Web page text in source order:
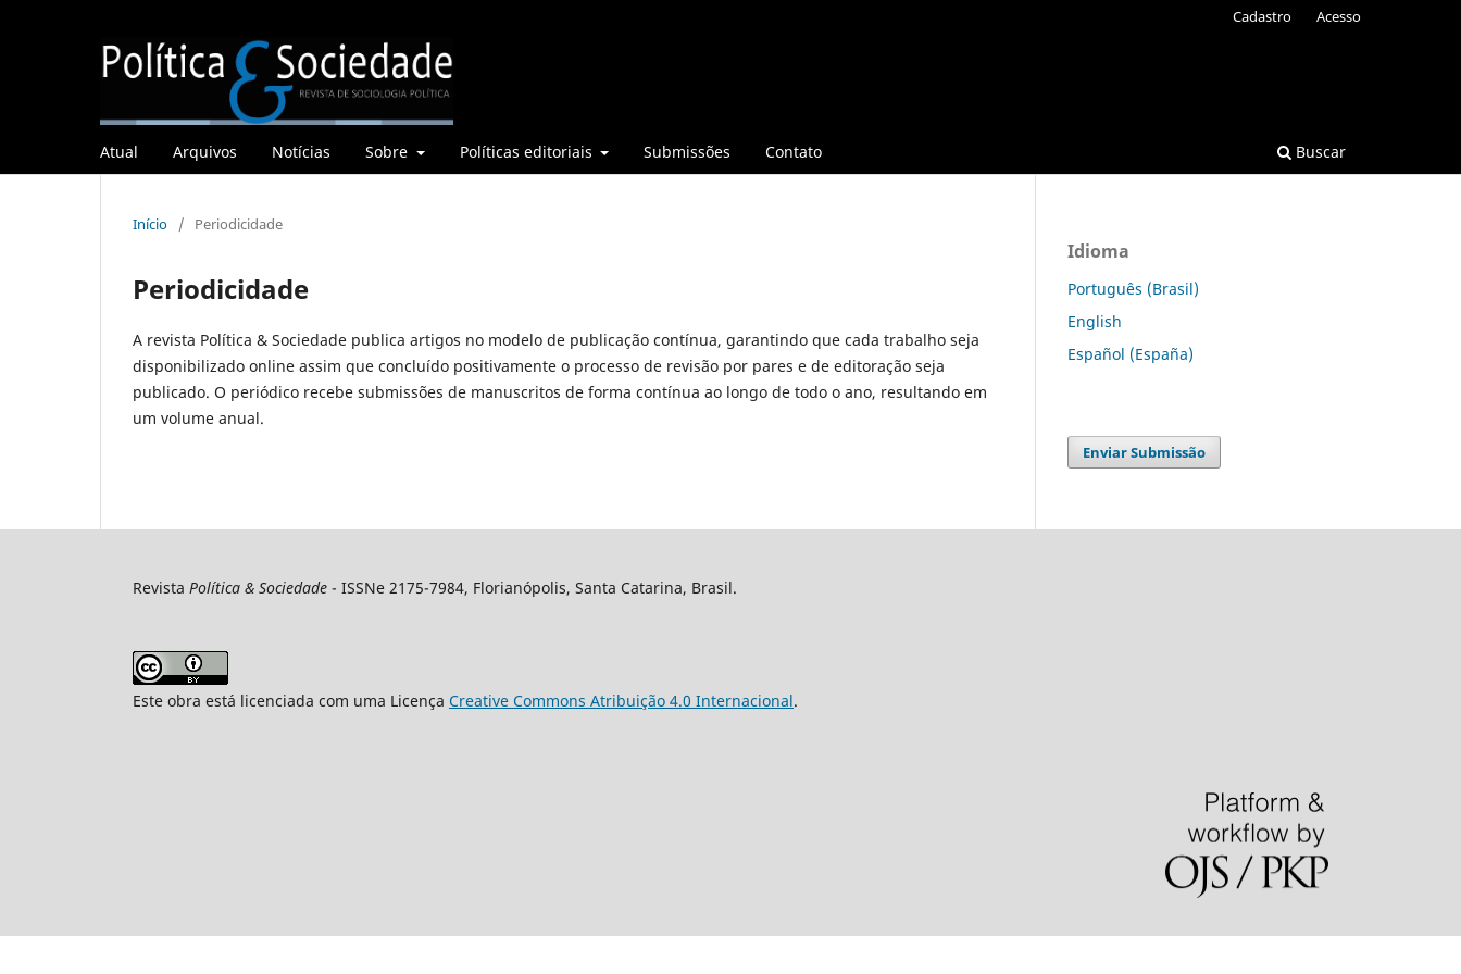
Atual Arquivos Notícias Sobre Políticas editoriais Submissões Contato Buscar
Cadastro Acesso
Início / Periodicidade
Periodicidade
A revista Política & Sociedade publica artigos no modelo de publicação contínua, garantindo que cada trabalho seja
disponibilizado online assim que concluído positivamente o processo de revisão por pares e de editoração seja
publicado. O periódico recebe submissões de manuscritos de forma contínua ao longo de todo o ano, resultando em
um volume anual.
Idioma
Português (Brasil)
English
Español (España)
Enviar Submissão
Revista Política & Sociedade - ISSNe 2175-7984, Florianópolis, Santa Catarina, Brasil.
Este obra está licenciada com uma Licença Creative Commons Atribuição 4.0 Internacional.